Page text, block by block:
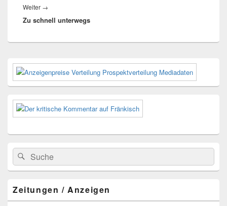
Weiter →
Beitrag:
Zu schnell unterwegs
Primärer
Seitenleisten-
Widgetbereich
Suchen
nach:
Suchen
Zeitungen / Anzeigen